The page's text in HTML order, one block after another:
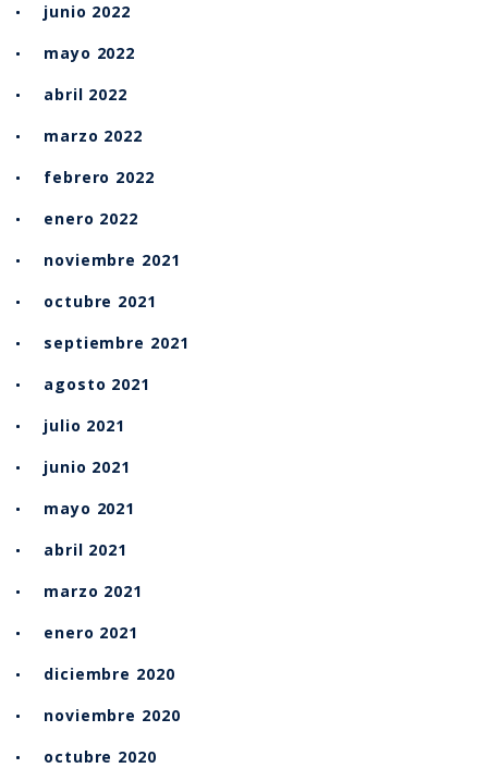
junio 2022
mayo 2022
abril 2022
marzo 2022
febrero 2022
enero 2022
noviembre 2021
octubre 2021
septiembre 2021
agosto 2021
julio 2021
junio 2021
mayo 2021
abril 2021
marzo 2021
enero 2021
diciembre 2020
noviembre 2020
octubre 2020